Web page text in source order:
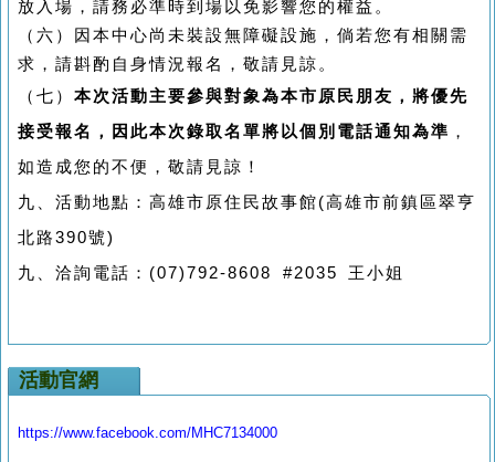
放入場，請務必準時到場以免影響您的權益。
（六）因本中心尚未裝設無障礙設施，倘若您有相關需
求，請斟酌自身情況報名，敬請見諒。
（七） 本次活動主要參與對象為本市原民朋友，將優先
接受報名，因此本次錄取名單將以個別電話通知為準 ，
如造成您的不便，敬請見諒！
九、活動地點： 高雄市原住民故事館(高雄市前鎮區翠亨
北路390號)
九、洽詢電話： (07)792-8608 #2035 王小姐
活動官網
https://www.facebook.com/MHC7134000